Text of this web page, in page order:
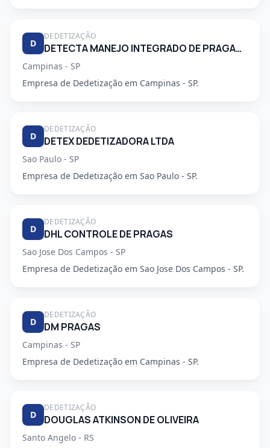
D
DEDETIZAÇÃO
DETECTA MANEJO INTEGRADO DE PRAGAS URBANAS
Campinas - SP
Empresa de Dedetização em Campinas - SP.
D
DEDETIZAÇÃO
DETEX DEDETIZADORA LTDA
Sao Paulo - SP
Empresa de Dedetização em Sao Paulo - SP.
D
DEDETIZAÇÃO
DHL CONTROLE DE PRAGAS
Sao Jose Dos Campos - SP
Empresa de Dedetização em Sao Jose Dos Campos - SP.
D
DEDETIZAÇÃO
DM PRAGAS
Campinas - SP
Empresa de Dedetização em Campinas - SP.
D
DEDETIZAÇÃO
DOUGLAS ATKINSON DE OLIVEIRA
Santo Angelo - RS